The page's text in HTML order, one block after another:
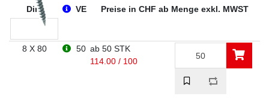
Dim VE Preise in CHF ab Menge exkl. MWST
8 X 80 50 ab 50 STK
114.00 / 100